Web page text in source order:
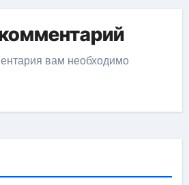
вам необходимо